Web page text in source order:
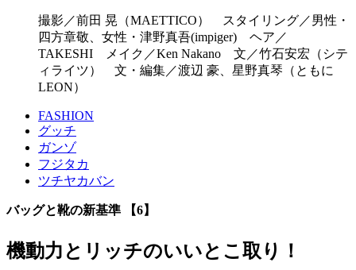
撮影／前田 晃（MAETTICO） スタイリング／男性・
四方章敬、女性・津野真吾(impiger) ヘア／
TAKESHI メイク／Ken Nakano 文／竹石安宏（シテ
ィライツ） 文・編集／渡辺 豪、星野真琴（ともに
LEON）
FASHION
グッチ
ガンゾ
フジタカ
ツチヤカバン
バッグと靴の新基準 【6】
機動力とリッチのいいとこ取り！